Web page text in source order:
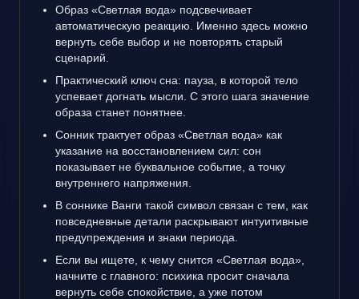
Образ «Светлая вода» подсвечивает
автоматическую реакцию. Именно здесь можно
вернуть себе выбор и не повторять старый
сценарий.
Практический ключ сна: пауза, в которой тело
успевает догнать мысли. С этого шага значение
образа станет понятнее.
Сонник трактует образ «Светлая вода» как
указание на восстановлением сил: сон
показывает не буквальное событие, а точку
внутреннего напряжения.
В соннике Ванги такой символ связан с тем, как
повседневные детали раскрывают интуитивные
предупреждения и знаки периода.
Если вы ищете, к чему снится «Светлая вода»,
начните с главного: психика просит сначала
вернуть себе спокойствие, а уже потом